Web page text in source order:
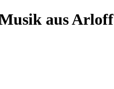
aus Arloff